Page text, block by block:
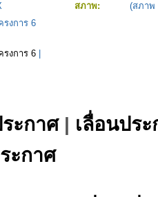
สภาพ:
(สภาพ
รงการ 6
รงการ 6
ะกาศ| เลื่อนปร
ะกาศ